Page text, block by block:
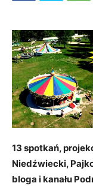
13 spotkań,
Niedźwiecki,
bloga i kanału